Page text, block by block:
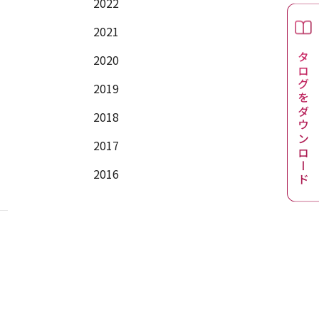
2021
2020
2019
2018
2017
2016
カタログをダウンロード